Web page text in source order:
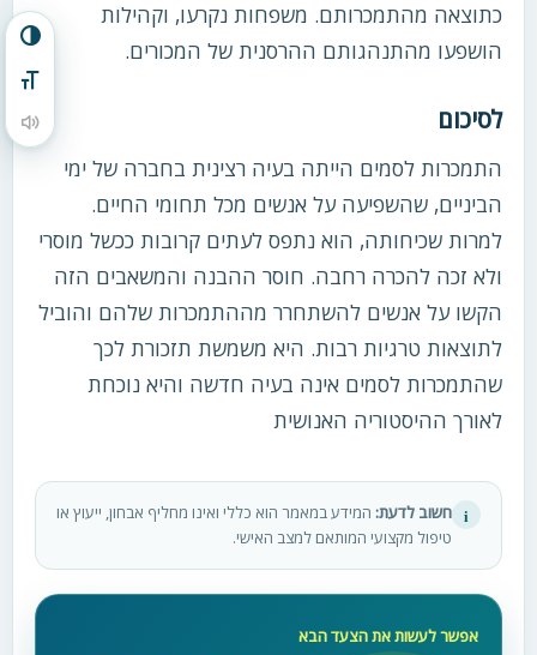
הפעל/כבה ניגודיות גבוהה
מתג גודל גופן
הקראת תוכן העמוד
כתוצאה מהתמכרותם. משפחות נקרעו, וקהילות
הושפעו מהתנהגותם ההרסנית של המכורים.
לסיכום
התמכרות לסמים הייתה בעיה רצינית בחברה של ימי
הביניים, שהשפיעה על אנשים מכל תחומי החיים.
למרות שכיחותה, הוא נתפס לעתים קרובות ככשל מוסרי
ולא זכה להכרה רחבה. חוסר ההבנה והמשאבים הזה
הקשו על אנשים להשתחרר מההתמכרות שלהם והוביל
לתוצאות טרגיות רבות. היא משמשת תזכורת לכך
שהתמכרות לסמים אינה בעיה חדשה והיא נוכחת
לאורך ההיסטוריה האנושית
i חשוב לדעת: המידע במאמר הוא כללי ואינו מחליף אבחון, ייעוץ או
טיפול מקצועי המותאם למצב האישי.
אפשר לעשות את הצעד הבא